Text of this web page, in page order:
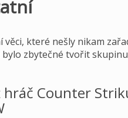
věci, které nešly nikam
zbytečné tvořit
hráč Counter